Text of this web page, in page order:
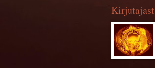
Kirjutajast